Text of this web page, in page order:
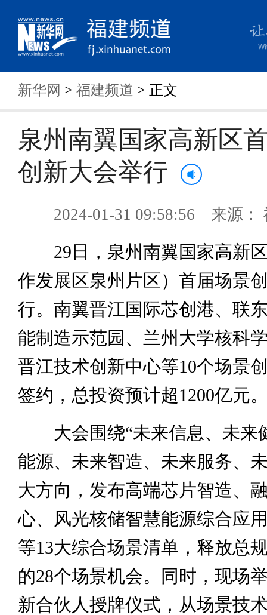
新华网 > 福建频道 > 正文
泉州南翼国家高新区
创新大会举行
2024-01-31 09:58:56 来源：
29日，泉州南翼国家高新区
作发展区泉州片区）首届场景
行。南翼晋江国际芯创港、联
能制造示范园、兰州大学核科
晋江技术创新中心等10个场景
签约，总投资预计超1200亿元
大会围绕“未来信息、未来
能源、未来智造、未来服务、
大方向，发布高端芯片智造、
心、风光核储智慧能源综合应
等13大综合场景清单，释放总
的28个场景机会。同时，现场
新合伙人授牌仪式，从场景技